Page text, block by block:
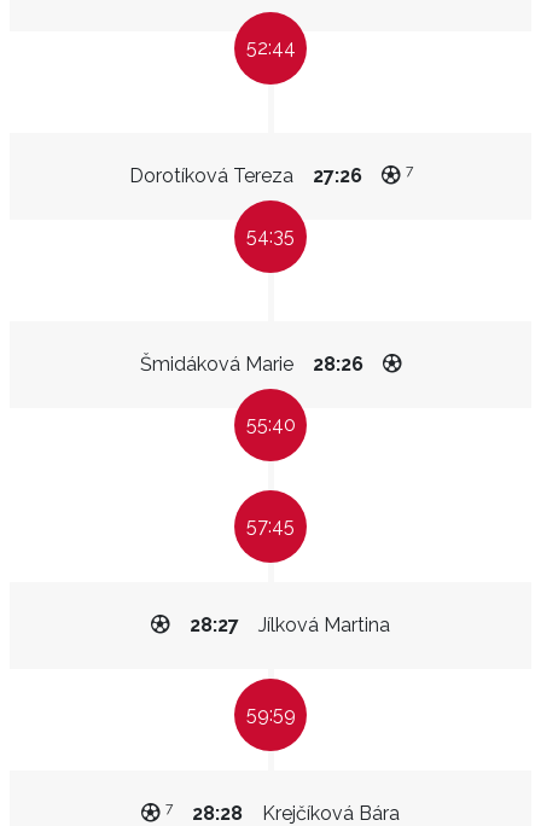
52:44
Dorotíková Tereza 27:26 7
54:35
Šmidáková Marie 28:26
55:40
57:45
Jílková Martina
28:27
59:59
Krejčíková Bára
28:28
7